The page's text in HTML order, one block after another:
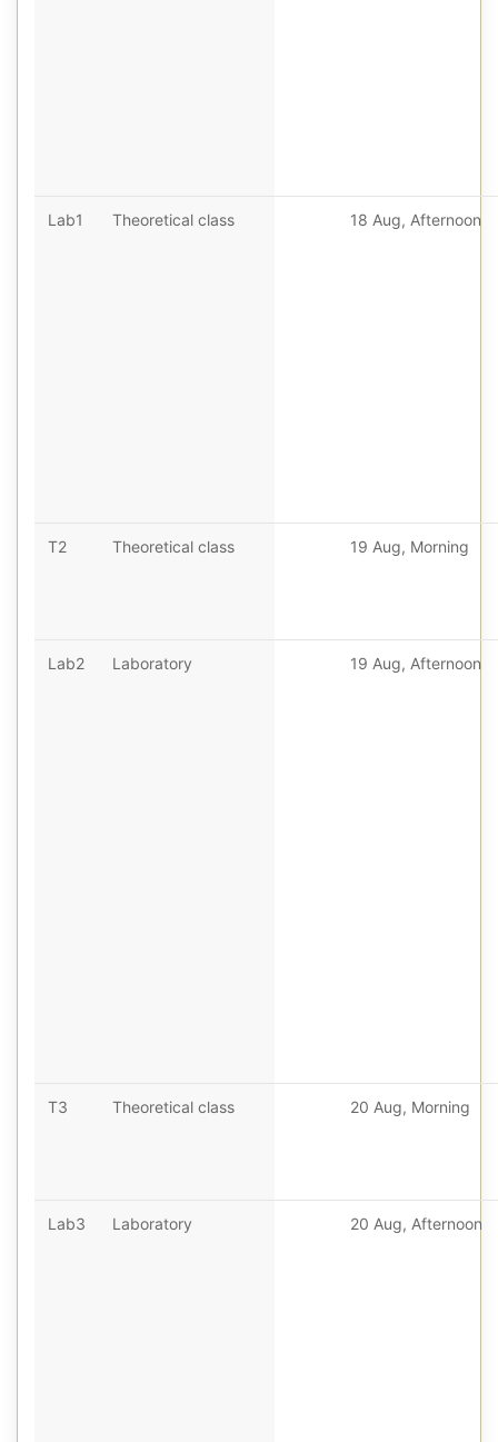
Lab1 Theoretical class 18 Aug, Afternoon
T2 Theoretical class 19 Aug, Morning
Lab2 Laboratory 19 Aug, Afternoon
T3 Theoretical class 20 Aug, Morning
Lab3 Laboratory 20 Aug, Afternoon